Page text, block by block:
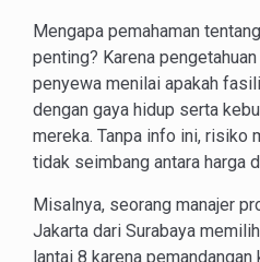
Mengapa pemahaman
penting? Karena
penyewa menilai apakah
dengan gaya hidup serta
mereka. Tanpa info ini, risiko
tidak seimbang antara harga
Misalnya, seorang manajer
Jakarta dari Surabaya
lantai 8 karena